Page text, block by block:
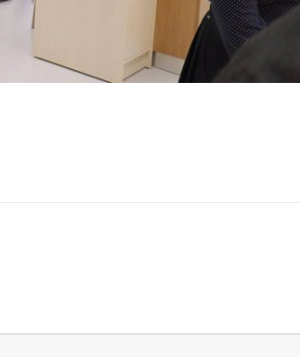
ПОЛТАВСЬКА ОБЛАСТЬ
РІВНЕНСЬКА ОБЛАСТЬ